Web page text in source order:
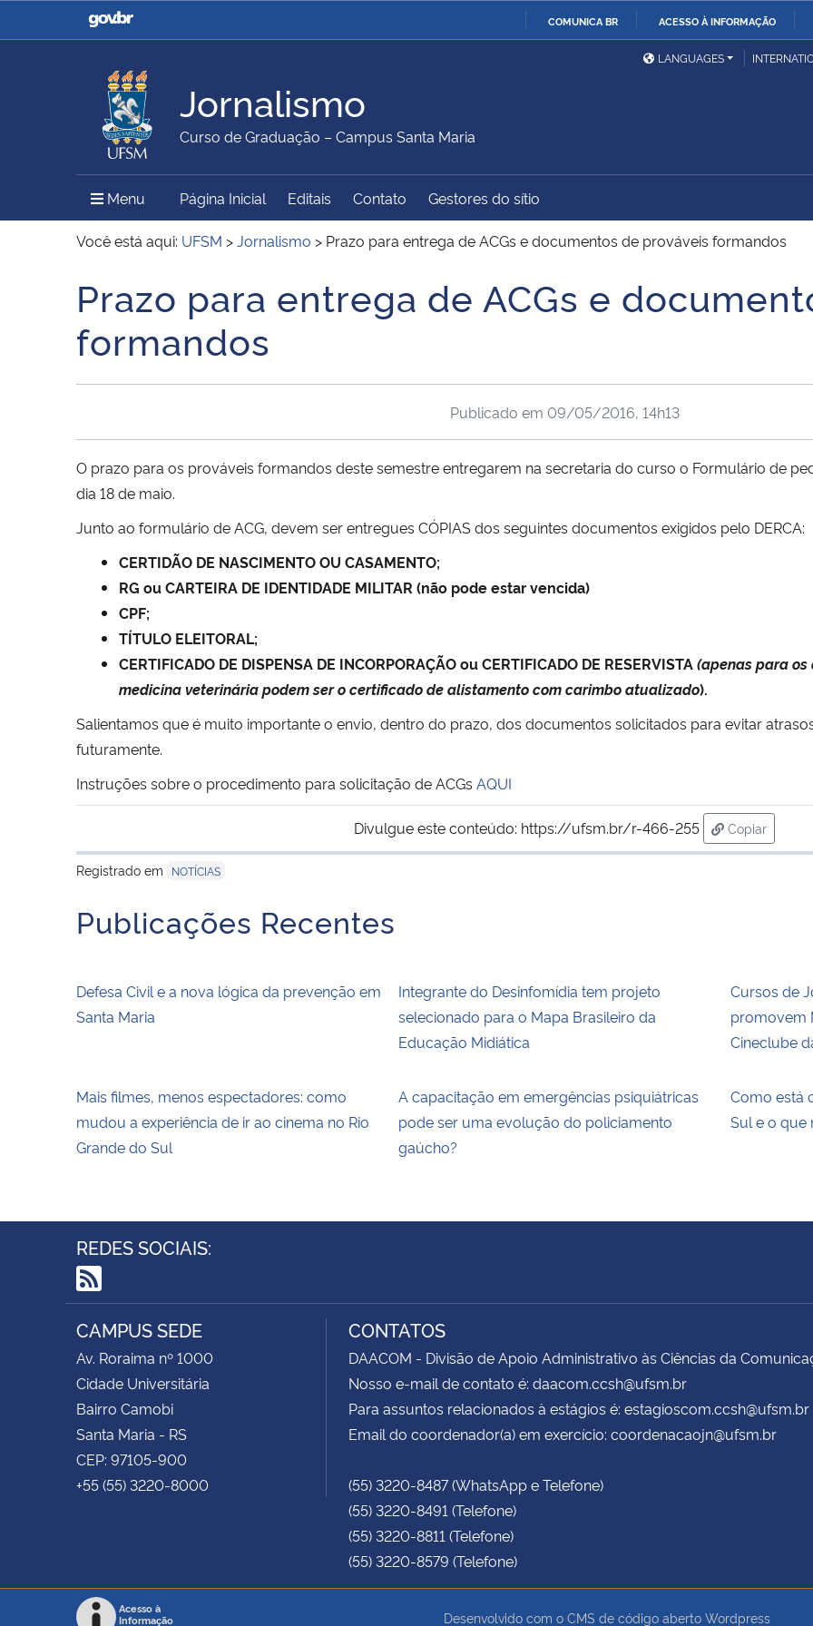
COMUNICA BR ACESSO À INFORMAÇÃO
Casa Civil
Ministério da Justiça e
Ministério da Defesa
Ministério das Relações
Exteriores
Ministério da Agricultura,
Pecuária e Abastecimento
Ministério da Educação
Ministério do Meio Ambiente Ministério do Turismo
Ministério do
Desenvolvimento Regional
União
Secretaria de Governo
Gabinete de Segurança
Institucional
Advocacia-Geral da União Banco Central do Brasil
LANGUAGES
Jornalismo
Curso de Graduação – Campus Santa Maria
Menu Menu Principal do Sítio
Página Inicial Editais Contato Gestores do sítio
Você está aqui: UFSM >Jornalismo > Prazo para entrega de ACGs e documentos de prováveis formandos
Início do conteúdo
Prazo para entrega de ACGs e
formandos
Publicado em 09/05/2016, 14h13
O prazo para os prováveis formandos deste semestre entregarem na secretaria do curso o Formulário de
dia 18 de maio.
Junto ao formulário de ACG, devem ser entregues CÓPIAS dos seguintes documentos exigidos pelo DERCA:
CERTIDÃO DE NASCIMENTO OU CASAMENTO;
RG ou CARTEIRA DE IDENTIDADE MILITAR (não pode estar vencida)
CPF;
TÍTULO ELEITORAL;
CERTIFICADO DE DISPENSA DE INCORPORAÇÃOou CERTIFICADO DE RESERVISTA(apenas para
medicina veterinária podem ser o certificado de alistamento com carimbo atualizado).
Salientamos que é muito importante o envio, dentro do prazo, dos documentos solicitados para evitar
futuramente.
Instruções sobre o procedimento para solicitação de ACGs AQUI
Divulgue este conteúdo: https://ufsm.br/r-466-255
Copiar
para área
Registrado em
NOTÍCIAS
Publicações Recentes
Defesa Civil e a nova lógica da prevenção em
Santa Maria
Integrante do Desinfomídia tem projeto
selecionado para o Mapa Brasileiro da
Educação Midiática
Cursos de
promovem
Cineclube
Mais filmes, menos espectadores: como
mudou a experiência de ir ao cinema no Rio
Grande do Sul
A capacitação em emergências psiquiátricas
pode ser uma evolução do policiamento
gaúcho?
Como está
Sul e o que
REDES SOCIAIS:
RSS
CAMPUS SEDE
Av. Roraima nº 1000
Cidade Universitária
Bairro Camobi
Santa Maria - RS
CEP: 97105-900
+55 (55) 3220-8000
CONTATOS
DAACOM - Divisão de Apoio Administrativo às Ciências da
Nosso e-mail de contato é: daacom.ccsh@ufsm.br
Para assuntos relacionados à estágios é: estagioscom.ccsh@ufsm.br
Email do coordenador(a) em exercício: coordenacaojn@ufsm.br
(55) 3220-8487 (WhatsApp e Telefone)
(55) 3220-8491 (Telefone)
(55) 3220-8811 (Telefone)
(55) 3220-8579 (Telefone)
Acesso à
Informação
Desenvolvido com o CMS de código aberto Wordpress